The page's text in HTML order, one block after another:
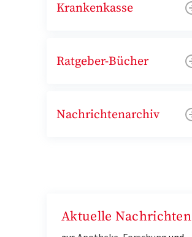
Krankenkasse
Ratgeber-Bücher
Nachrichtenarchiv
Aktuelle Nachrichten